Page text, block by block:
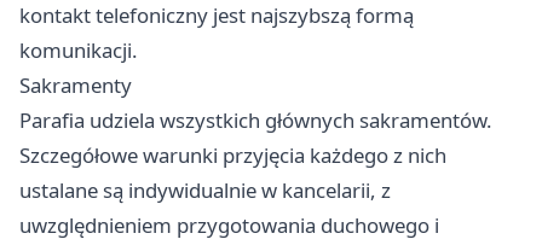
kontakt telefoniczny jest najszybszą formą
komunikacji.
Sakramenty
Parafia udziela wszystkich głównych sakramentów.
Szczegółowe warunki przyjęcia każdego z nich
ustalane są indywidualnie w kancelarii, z
uwzględnieniem przygotowania duchowego i